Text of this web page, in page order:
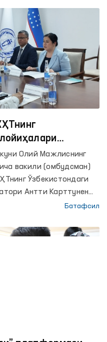
муҳокама
Олий Мажлиснинг
вакили (омбудсман)
Ўзбекистондаги
Антти Карттунен
Батафсил